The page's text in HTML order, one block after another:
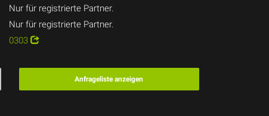
Nur für registrierte Partner.
Nur für registrierte Partner.
0303
Anfrageliste anzeigen